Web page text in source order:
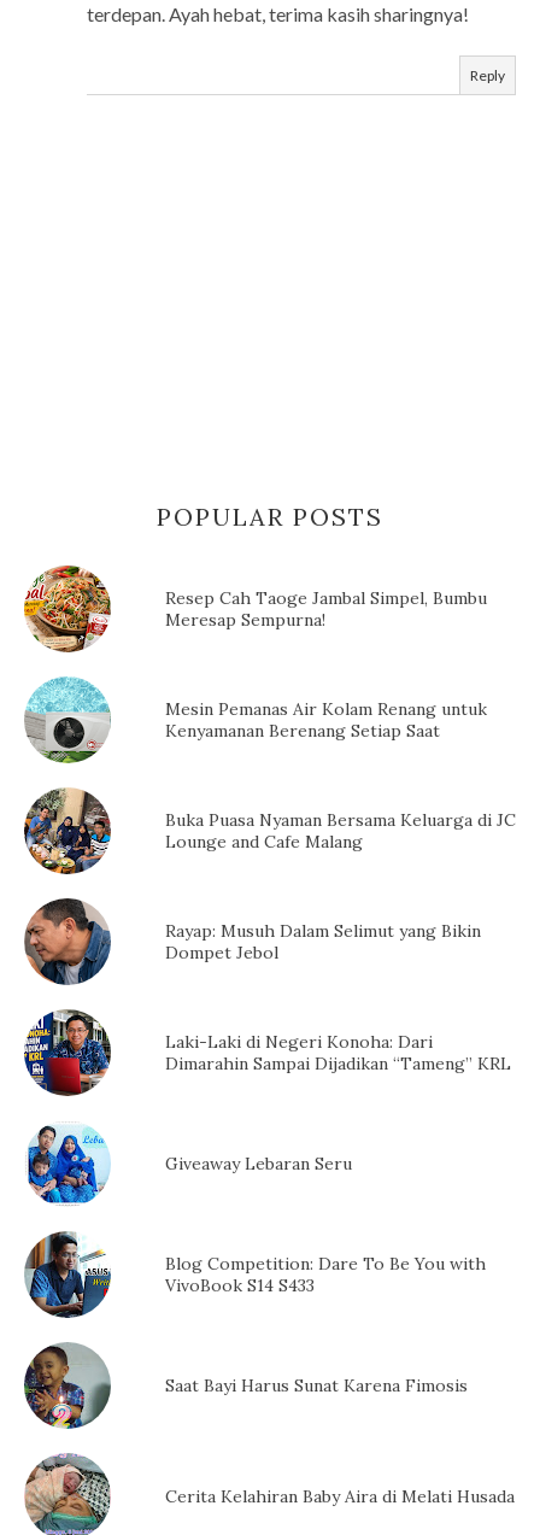
terdepan. Ayah hebat, terima kasih sharingnya!
Reply
POPULAR POSTS
Resep Cah Taoge Jambal Simpel, Bumbu
Meresap Sempurna!
Mesin Pemanas Air Kolam Renang untuk
Kenyamanan Berenang Setiap Saat
Buka Puasa Nyaman Bersama Keluarga di JC
Lounge and Cafe Malang
Rayap: Musuh Dalam Selimut yang Bikin
Dompet Jebol
Laki-Laki di Negeri Konoha: Dari
Dimarahin Sampai Dijadikan “Tameng” KRL
Giveaway Lebaran Seru
Blog Competition: Dare To Be You with
VivoBook S14 S433
Saat Bayi Harus Sunat Karena Fimosis
Cerita Kelahiran Baby Aira di Melati Husada